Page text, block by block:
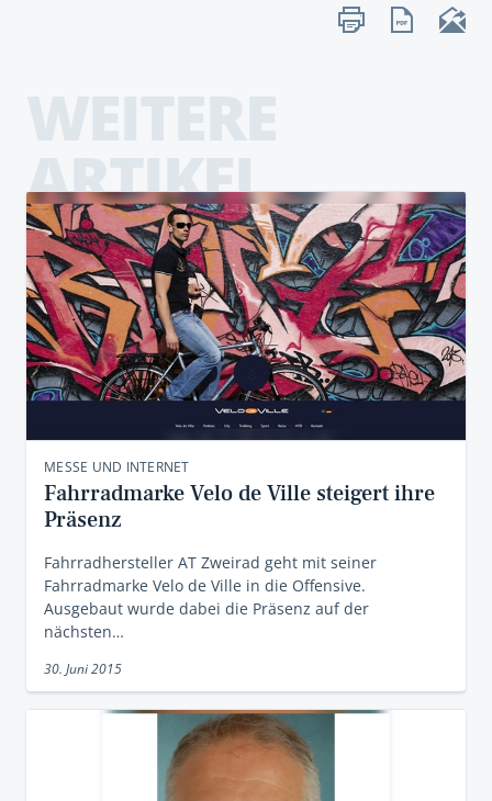
ARTIKEL
MESSE UND INTERNET
Fahrradmarke Velo de Ville steigert ihre
Präsenz
Fahrradhersteller AT Zweirad geht mit seiner
Fahrradmarke Velo de Ville in die Offensive.
Ausgebaut wurde dabei die Präsenz auf der
nächsten…
30. Juni 2015